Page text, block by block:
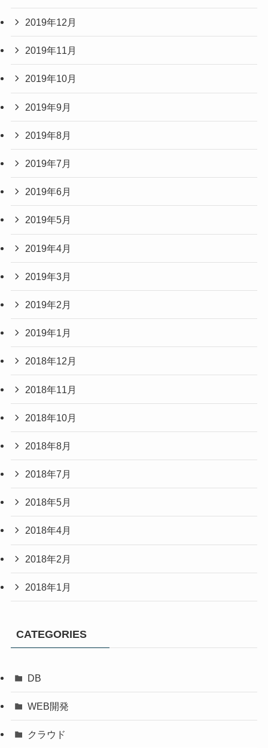
2019年12月
2019年11月
2019年10月
2019年9月
2019年8月
2019年7月
2019年6月
2019年5月
2019年4月
2019年3月
2019年2月
2019年1月
2018年12月
2018年11月
2018年10月
2018年8月
2018年7月
2018年5月
2018年4月
2018年2月
2018年1月
CATEGORIES
DB
WEB開発
クラウド